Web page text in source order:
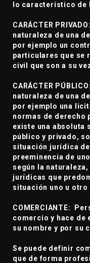
lo característico de
CARÁCTER
naturaleza de una
por ejemplo un
particulares que se
civil que son a su
CARÁCTER
naturaleza de una
por ejemplo una
normas de derecho
existe una absoluta
público y privado,
situación jurídica
preeminencia de
según la
jurídicas que
situación uno u otro
COMERCIANTE:
comercio y hace de
su nombre y por su
Se puede definir
que de forma